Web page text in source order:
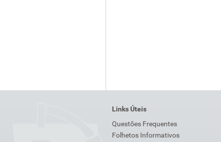
Links Úteis
Questões Frequentes
Folhetos Informativos